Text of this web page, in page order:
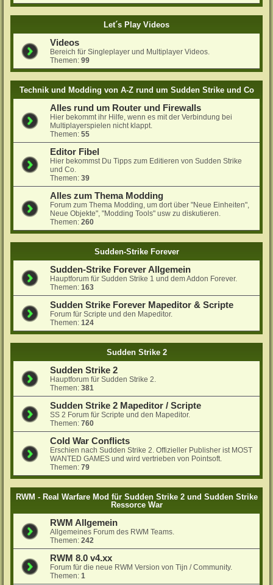
Let´s Play Videos
Videos
Bereich für Singleplayer und Multiplayer Videos.
Themen:99
Technik und Modding von A-Z rund um Sudden Strike und Co
Alles rund um Router und Firewalls
Hier bekommt ihr Hilfe, wenn es mit der Verbindung bei
Multiplayerspielen nicht klappt.
Themen:55
Editor Fibel
Hier bekommst Du Tipps zum Editieren von Sudden Strike
und Co.
Themen:39
Alles zum Thema Modding
Forum zum Thema Modding, um dort über "Neue Einheiten",
Neue Objekte", "Modding Tools" usw zu diskutieren.
Themen:260
Sudden-Strike Forever
Sudden-Strike Forever Allgemein
Hauptforum für Sudden Strike 1 und dem Addon Forever.
Themen:163
Sudden Strike Forever Mapeditor & Scripte
Forum für Scripte und den Mapeditor.
Themen:124
Sudden Strike 2
Sudden Strike 2
Hauptforum für Sudden Strike 2.
Themen:381
Sudden Strike 2 Mapeditor / Scripte
SS 2 Forum für Scripte und den Mapeditor.
Themen:760
Cold War Conflicts
Erschien nach Sudden Strike 2. Offizieller Publisher ist MOST
WANTED GAMES und wird vertrieben von Pointsoft.
Themen:79
RWM - Real Warfare Mod für Sudden Strike 2 und Sudden Strike
Ressorce War
RWM Allgemein
Allgemeines Forum des RWM Teams.
Themen:242
RWM 8.0 v4.xx
Forum für die neue RWM Version von Tijn / Community.
Themen:1